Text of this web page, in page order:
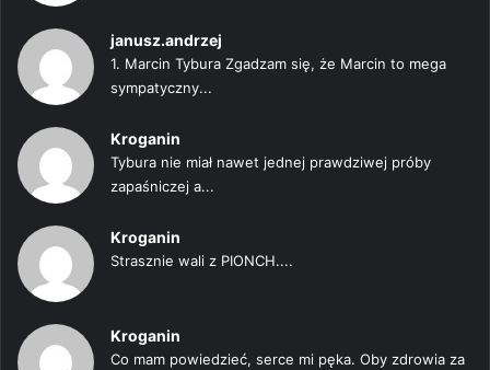
janusz.andrzej
1. Marcin Tybura Zgadzam się, że Marcin to mega
sympatyczny...
Kroganin
Tybura nie miał nawet jednej prawdziwej próby
zapaśniczej a...
Kroganin
Strasznie wali z PIONCH....
Kroganin
Co mam powiedzieć, serce mi pęka. Oby zdrowia za